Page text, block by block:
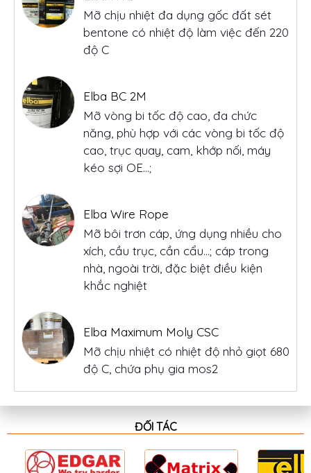
Mỡ chịu nhiệt đa dụng gốc đất sét
bentone có nhiệt độ làm việc đến 220
độ C
Elba BC 2M
Mỡ vòng bi tốc độ cao, đa chức
năng, phù hợp với các vòng bi tốc độ
cao, trục quay, cam, khớp nối, máy
kéo sợi OE...;
Elba Wire Rope
Mỡ bôi trơn cáp, ứng dụng nhiều cho
xích, cầu trục, cần cẩu…; cáp trong
nhà, ngoài trời, đặc biệt điều kiện
khắc nghiệt
Elba Maximum Moly CSC
Mỡ chịu nhiệt có nhiệt độ nhỏ giọt 680
độ C, chứa phụ gia mos2
ĐỐI TÁC